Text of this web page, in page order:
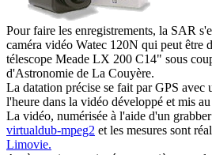
Pour faire les enregistrements, la SAR
caméra vidéo Watec 120N qui peut être
télescope Meade LX 200 C14" sous
d'Astronomie de La Couyère.
La datation précise se fait par GPS avec
l'heure dans la vidéo développé et mis
La vidéo, numérisée à l'aide d'un
virtualdub-mpeg2 et les mesures sont
Limovie.